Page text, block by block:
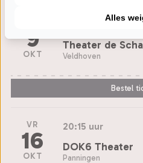
9
OKT
Theater de
Veldhoven
Bestel
VR
16
OKT
20:15 uur
DOK6 Theater
Panningen
Alles